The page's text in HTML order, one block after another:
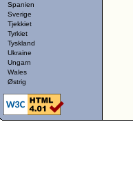
Spanien
Sverige
Tjekkiet
Tyrkiet
Tyskland
Ukraine
Ungarn
Wales
Østrig